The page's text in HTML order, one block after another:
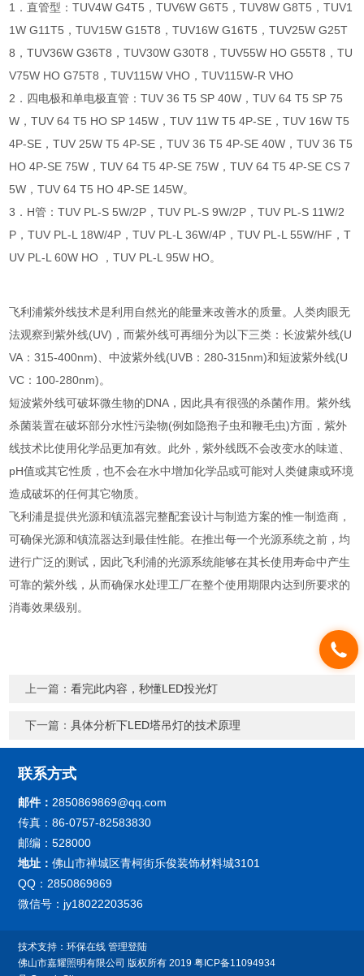
1．直管型：TUV4W G4T5，TUV6W G6T5，TUV8W G8T5，TUV1
1W G11T5，TUV15W G15T8，TUV16W G16T5，TUV25W G25T
8，TUV36W G36T8，TUV30W G30T8，TUV55W HO G55T8，TU
V75W HO G75T8，TUV115W VHO，TUV115W-R VHO
2．四电极和单电极直管：TUV 36 T5 SP 40W，TUV 64 T5 SP 75
W，TUV 64 T5 HO SP 145W，TUV 11W T5 4P-SE，TUV 16W T5
4P-SE，TUV 25W T5 4P-SE，TUV 36 T5 4P-SE 40W，TUV 36 T5
HO 4P-SE 75W，TUV 64 T5 4P-SE 75W，TUV 64 T5 4P-SE CS 7
5W，TUV 64 T5 HO 4P-SE 145W。
3．H管：TUV PL-S 5W/2P，TUV PL-S 9W/2P，TUV PL-S 11W/2
P，TUV PL-L 18W/4P，TUV PL-L 36W/4P，TUV PL-L 55W/HF，T
UV PL-L 60W HO ，TUV PL-L 95W HO。
飞利浦紫外线技术是利用自然光的能量来改善水的质量。人类肉眼无
法观察到紫外线(UV)，而紫外线可再细分为以下三类：长波紫外线(U
VA：315-400nm)、中波紫外线(UVB：280-315nm)和短波紫外线(U
VC：100-280nm)。
短波紫外线可破坏微生物的DNA，因此具有很强的杀菌作用。紫外线
杀菌装置在破坏部分水性污染物(例如隐孢子虫和鞭毛虫)方面，紫外
线技术比使用化学品更加有效。此外，紫外线既不会改变水的味道、
pH值或其它性质，也不会在水中增加化学品或可能对人类健康或环境
造成破坏的任何其它物质。
飞利浦是提供光源和镇流器完整配套设计与制造方案的惟一制造商，
可确保光源和镇流器达到最佳性能。在推出每一个光源系统之前，均
进行广泛的测试，因此飞利浦的光源系统能够在其长使用寿命中产生
可靠的紫外线，从而确保水处理工厂在整个使用期限内达到所要求的
消毒效果级别。
上一篇：看完此内容，秒懂LED投光灯
下一篇：具体分析下LED塔吊灯的技术原理
联系方式
邮件： 2850869869@qq.com
传真：86-0757-82583830
邮编：528000
地址：佛山市禅城区青柯街乐俊装饰材料城3101
QQ：2850869869
微信号：jy18022203536
技术支持：环保在线 管理登陆
佛山市嘉耀照明有限公司 版权所有 2019粤ICP备11094934